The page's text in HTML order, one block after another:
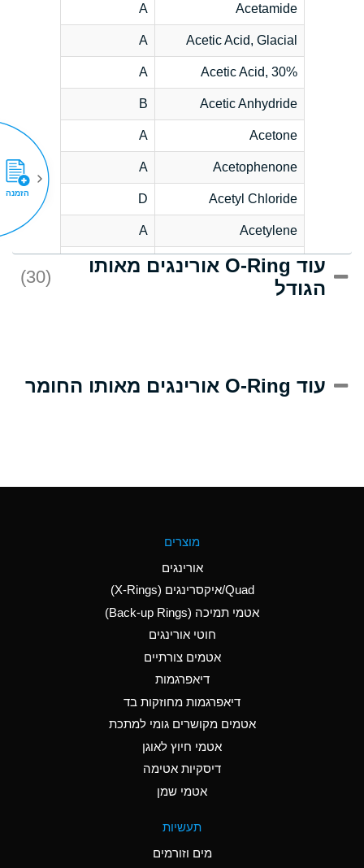
Acetamide
A
Acetic Acid, Glacial
A
Acetic Acid, 30%
A
Acetic Anhydride
B
Acetone
A
Acetophenone
A
Acetyl Chloride
D
Acetylene
A
Acrlylonitrile
D
Adipic Acid
(Aqueous)
Aluminum Nitrate
(Aqueous)
Aluminum Phosphate
Ammonia Anhydrous
A
Ammonia Gas (cold)
A
Ammonia Gas (hot)
עוד O-Ring אורינגים מאותו
הגודל
(30)
עוד O-Ring אורינגים מאותו החומר
מוצרים
אורינגים
Quad/איקסרינגים (X-Rings)
אטמי תמיכה (Back-up Rings)
חוטי אורינגים
אטמים צורתיים
דיאפרגמות
דיאפרגמות מחוזקות בד
אטמים מקושרים גומי למתכת
אטמי חיוץ לאוגן
דיסקיות אטימה
אטמי שמן
תעשיות
מים וזורמים
הזמנה